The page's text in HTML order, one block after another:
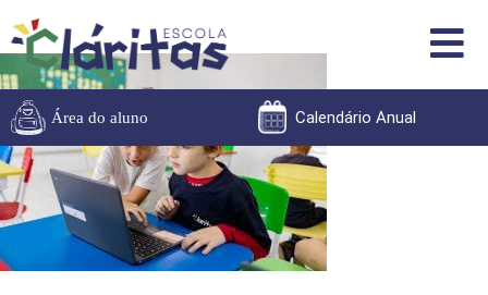
Área do aluno Calendário Anual